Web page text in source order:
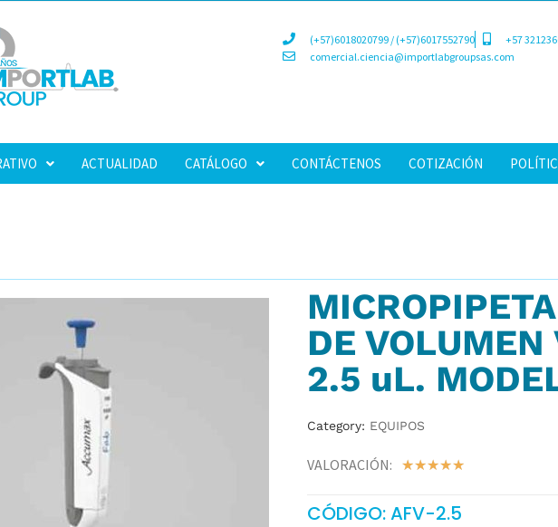
(+57)6018020799 / (+57)6017552790
+57
comercial.ciencia@importlabgroupsas.com
ACTUALIDAD CATÁLOGO CONTÁCTENOS COTIZACIÓN
DE
2.5 uL.
Category: EQUIPOS
VALORACIÓN: ☆☆☆☆☆
CÓDIGO: AFV-2.5